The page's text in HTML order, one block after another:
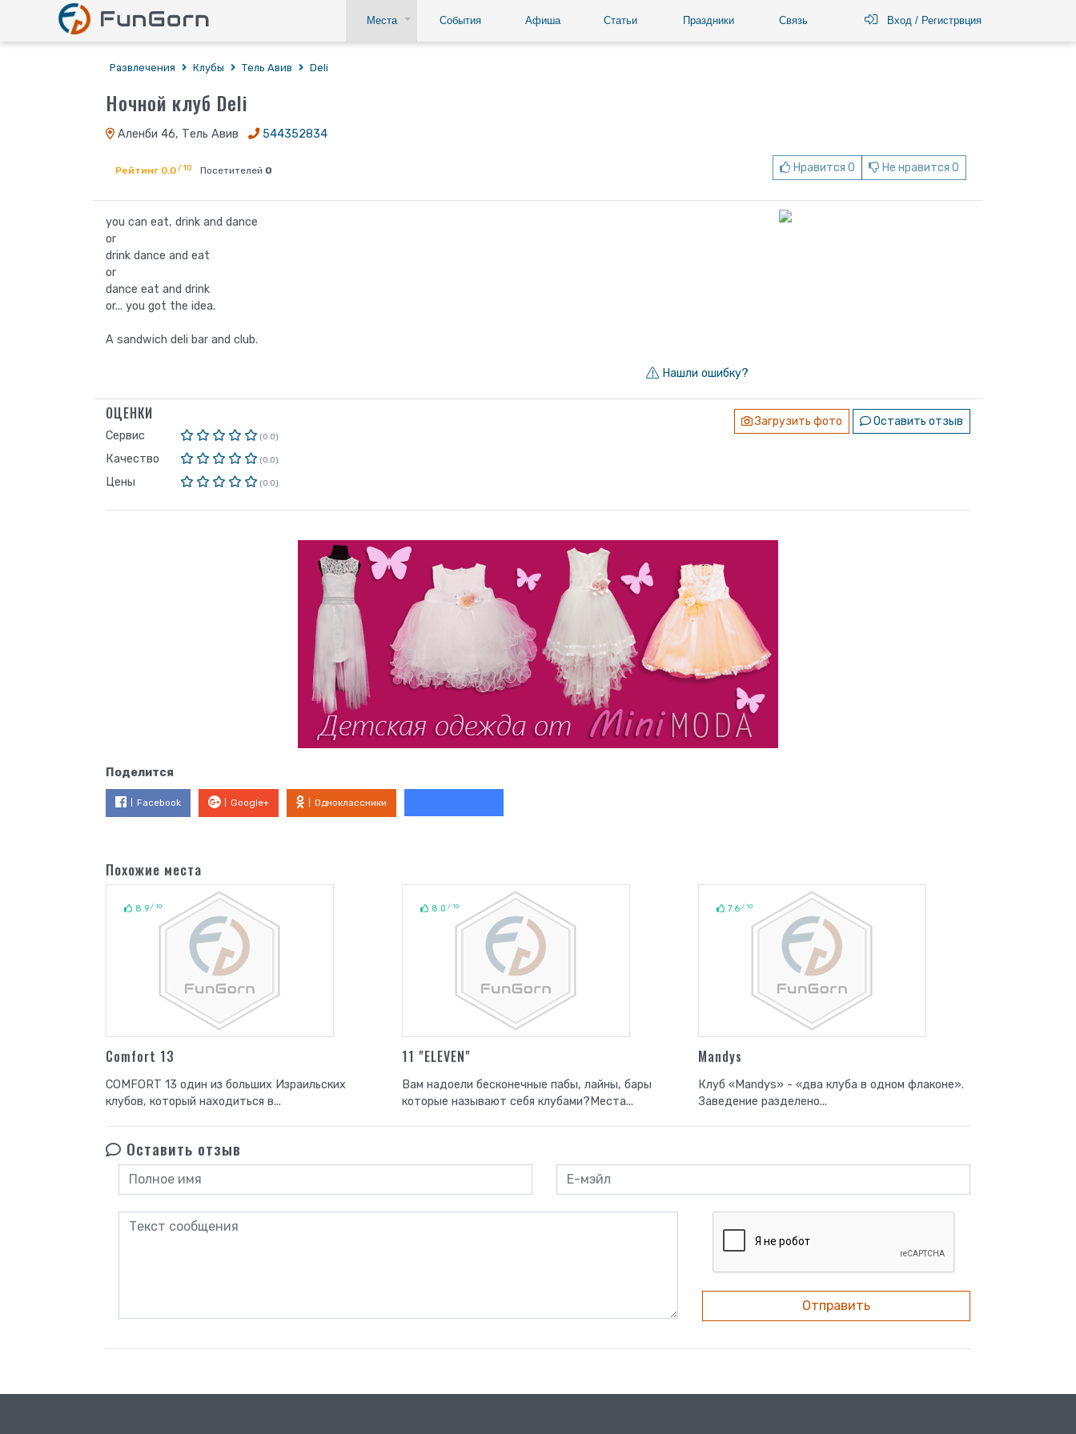
Места События Афиша Статьи Праздники Связь Вход / Регистрвция
Развлечения Клубы Тель Авив Deli
Ночной клуб Deli
Аленби 46, Тель Авив 544352834
Рейтинг 0.0 / 10 Посетителей 0 Нравится 0 Не нравится 0
you can eat, drink and dance
or
drink dance and eat
or
dance eat and drink
or... you got the idea.
A sandwich deli bar and club.
Нашли ошибку?
ОЦЕНКИ
Сервис (0.0)
Качество (0.0)
Цены (0.0)
Загрузить фото Оставить отзыв
Поделится
Facebook Google+ Одноклассники
Похожие места
8.9 / 10
Comfort 13
COMFORT 13 один из больших Израильских
клубов, который находиться в...
8.0 / 10
11 "ELEVEN"
Вам надоели бесконечные пабы, лайны, бары
которые называют себя клубами?Места...
7.6 / 10
Mandys
Клуб «Mandys» - «два клуба в одном флаконе».
Заведение разделено...
Оставить отзыв
Отправить